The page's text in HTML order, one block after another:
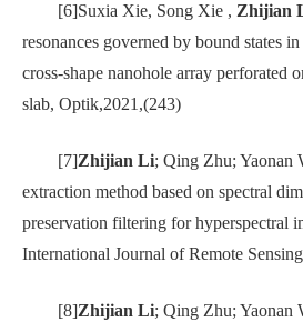
[6]Suxia Xie, Song Xie , Zhijian
resonances governed by bound states
cross-shape nanohole array perforated
slab, Optik,2021 ,(243)
[7]Zhijian Li; Qing Zhu; Yaonan
extraction method based on spectral
preservation filtering for hyperspectral
International Journal of Remote
[8]Zhijian Li; Qing Zhu; Yaonan